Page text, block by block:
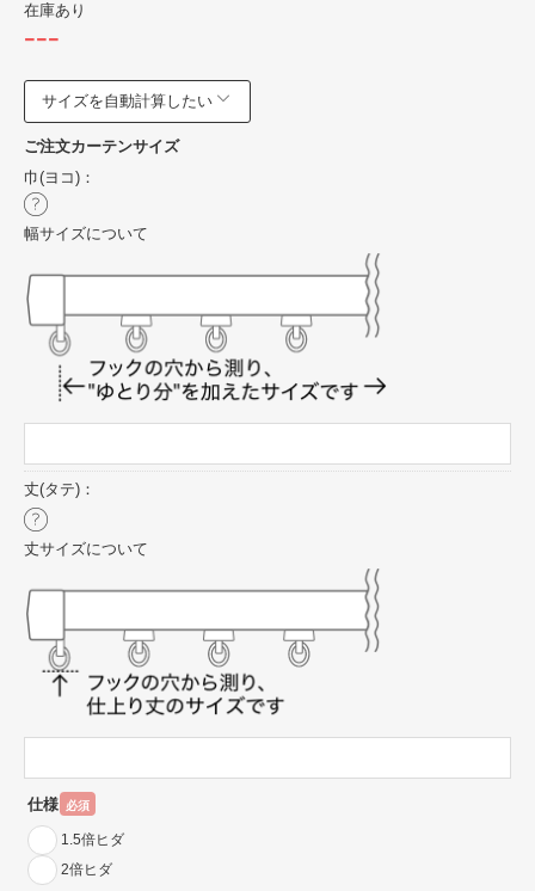
在庫あり
---
サイズを自動計算したい
ご注文カーテンサイズ
巾(ヨコ)：
幅サイズについて
丈(タテ)：
丈サイズについて
仕様 必須
1.5倍ヒダ
2倍ヒダ